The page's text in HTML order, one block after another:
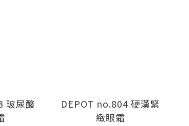
玻尿酸
DEPOT no.804 硬漢緊
緻眼霜